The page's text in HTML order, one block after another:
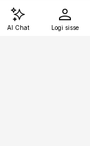
AI Chat Logi sisse